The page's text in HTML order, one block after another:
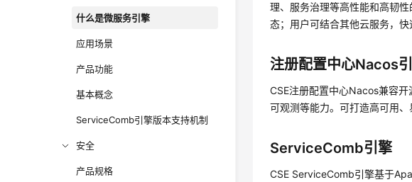
什么是微服务引擎
应用场景
产品功能
基本概念
ServiceComb引擎版本支持机制
安全
产品规格
理、服务治理等高性能和高韧
态；用户可结合其他云服务，
注册配置中心Nacos
CSE注册配置中心Nacos兼容
可观测等能力。可打造高可用、
ServiceComb引擎
CSE ServiceComb引擎基于